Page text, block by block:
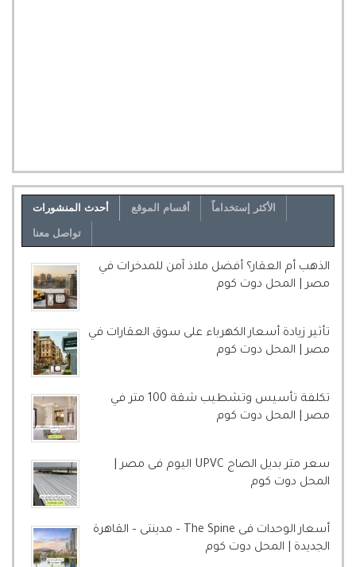
أحدث المنشورات أقسام الموقع الأكثر إستخداماً
تواصل معنا
الذهب أم العقار؟ أفضل ملاذ آمن للمدخرات في
مصر | المحل دوت كوم
تأثير زيادة أسعار الكهرباء على سوق العقارات في
مصر | المحل دوت كوم
تكلفة تأسيس وتشطيب شقة 100 متر في
مصر | المحل دوت كوم
سعر متر بديل الصاج UPVC اليوم فى مصر |
المحل دوت كوم
أسعار الوحدات فى The Spine – مدينتى – القاهرة
الجديدة | المحل دوت كوم